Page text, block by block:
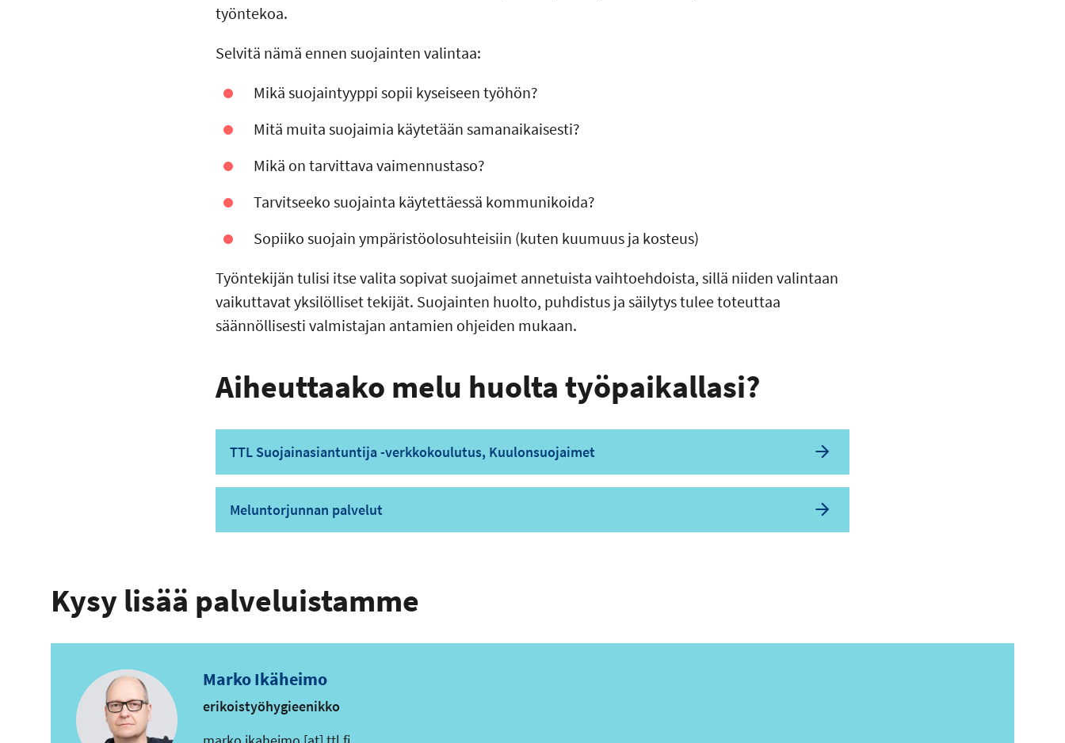
työntekoa.
Selvitä nämä ennen suojainten valintaa:
Mikä suojaintyyppi sopii kyseiseen työhön?
Mitä muita suojaimia käytetään samanaikaisesti?
Mikä on tarvittava vaimennustaso?
Tarvitseeko suojainta käytettäessä kommunikoida?
Sopiiko suojain ympäristöolosuhteisiin (kuten kuumuus ja kosteus)
Työntekijän tulisi itse valita sopivat suojaimet annetuista vaihtoehdoista, sillä niiden valintaan
vaikuttavat yksilölliset tekijät. Suojainten huolto, puhdistus ja säilytys tulee toteuttaa
säännöllisesti valmistajan antamien ohjeiden mukaan.
Aiheuttaako melu huolta työpaikallasi?
TTL Suojainasiantuntija -verkkokoulutus, Kuulonsuojaimet
Meluntorjunnan palvelut
Kysy lisää palveluistamme
Marko Ikäheimo
erikoistyöhygieenikko